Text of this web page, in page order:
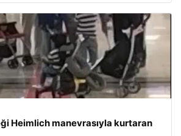
Heimlich manevrasıyla kurtaran